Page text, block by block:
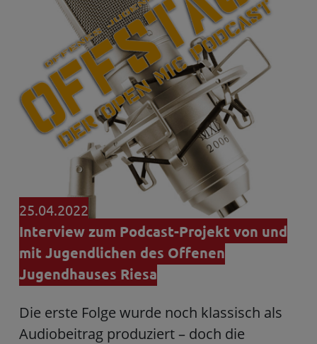
25.04.2022
Interview zum Podcast-Projekt von und
mit Jugendlichen des Offenen
Jugendhauses Riesa
Die erste Folge wurde noch klassisch als
Audiobeitrag produziert – doch die